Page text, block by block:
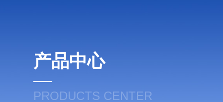
产品中心
PRODUCTS CENTER